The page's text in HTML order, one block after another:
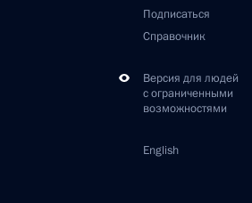
Подписаться
Справочник
Версия для людей
с ограниченными
возможностями
English